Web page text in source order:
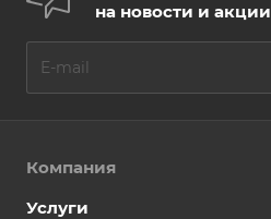
на новости и акции
Компания
Услуги